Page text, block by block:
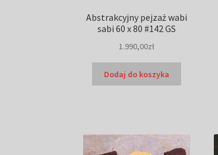
Abstrakcyjny pejzaż wabi
sabi 60 x 80 #142 GS
1.990,00zł
Dodaj do koszyka